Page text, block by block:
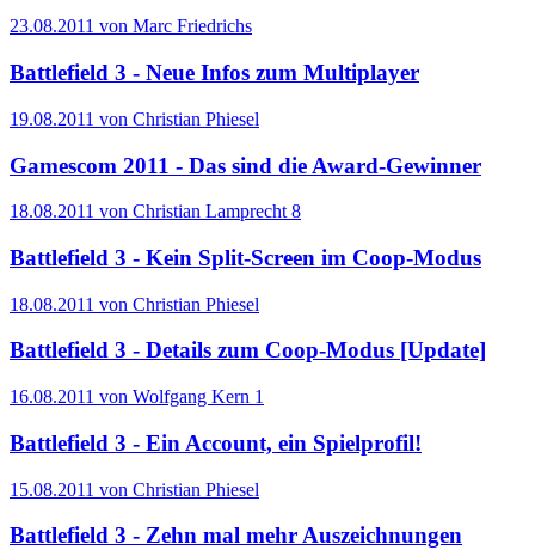
23.08.2011 von Marc Friedrichs
Battlefield 3 - Neue Infos zum Multiplayer
19.08.2011 von Christian Phiesel
Gamescom 2011 - Das sind die Award-Gewinner
18.08.2011 von Christian Lamprecht 8
Battlefield 3 - Kein Split-Screen im Coop-Modus
18.08.2011 von Christian Phiesel
Battlefield 3 - Details zum Coop-Modus [Update]
16.08.2011 von Wolfgang Kern 1
Battlefield 3 - Ein Account, ein Spielprofil!
15.08.2011 von Christian Phiesel
Battlefield 3 - Zehn mal mehr Auszeichnungen